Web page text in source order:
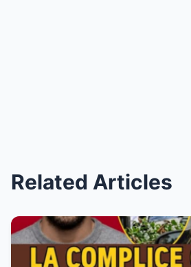
Related Articles